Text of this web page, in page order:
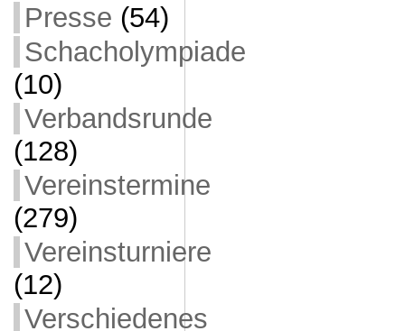
Presse (54)
Schacholympiade
(10)
Verbandsrunde
(128)
Vereinstermine
(279)
Vereinsturniere
(12)
Verschiedenes